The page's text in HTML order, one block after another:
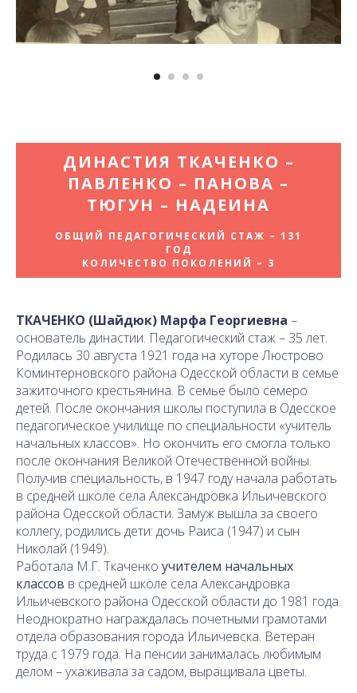
ДИНАСТИЯ ТКАЧЕНКО –
ПАВЛЕНКО – ПАНОВА –
ТЮГУН – НАДЕИНА
ОБЩИЙ ПЕДАГОГИЧЕСКИЙ СТАЖ – 131
ГОД
КОЛИЧЕСТВО ПОКОЛЕНИЙ – 3
ТКАЧЕНКО (Шайдюк) Марфа Георгиевна –
основатель династии. Педагогический стаж – 35 лет.
Родилась 30 августа 1921 года на хуторе Люстрово
Коминтерновского района Одесской области в семье
зажиточного крестьянина. В семье было семеро
детей. После окончания школы поступила в Одесское
педагогическое училище по специальности «учитель
начальных классов». Но окончить его смогла только
после окончания Великой Отечественной войны.
Получив специальность, в 1947 году начала работать
в средней школе села Александровка Ильичевского
района Одесской области. Замуж вышла за своего
коллегу, родились дети: дочь Раиса (1947) и сын
Николай (1949).
Работала М.Г. Ткаченко учителем начальных
классов в средней школе села Александровка
Ильичевского района Одесской области до 1981 года.
Неоднократно награждалась почетными грамотами
отдела образования города Ильичевска. Ветеран
труда с 1979 года. На пенсии занималась любимым
делом – ухаживала за садом, выращивала цветы.